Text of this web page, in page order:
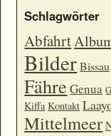
Schlagwörter
Abfahrt
Bilder Bissau
Fähre Genua
Kiffa Kontakt
Mittelmeer